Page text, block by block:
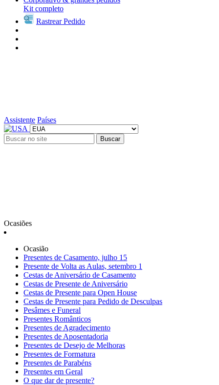
Kit completo
Rastrear Pedido
Assistente Países
Buscar
Ocasiões
Ocasião
Presentes de Casamento, julho 15
Presente de Volta as Aulas, setembro 1
Cestas de Aniversário de Casamento
Cestas de Presente de Aniversário
Cestas de Presente para Open House
Cestas de Presente para Pedido de Desculpas
Pesâmes e Funeral
Presentes Românticos
Presentes de Agradecimento
Presentes de Aposentadoria
Presentes de Desejo de Melhoras
Presentes de Formatura
Presentes de Parabéns
Presentes em Geral
O que dar de presente?